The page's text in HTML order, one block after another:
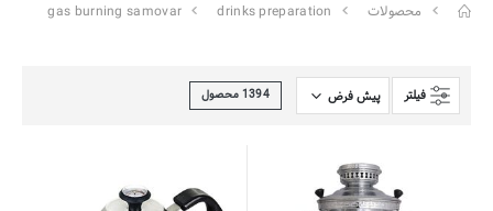
محصولات drinks preparation
gas burning samovar
فیلتر 1394محصول